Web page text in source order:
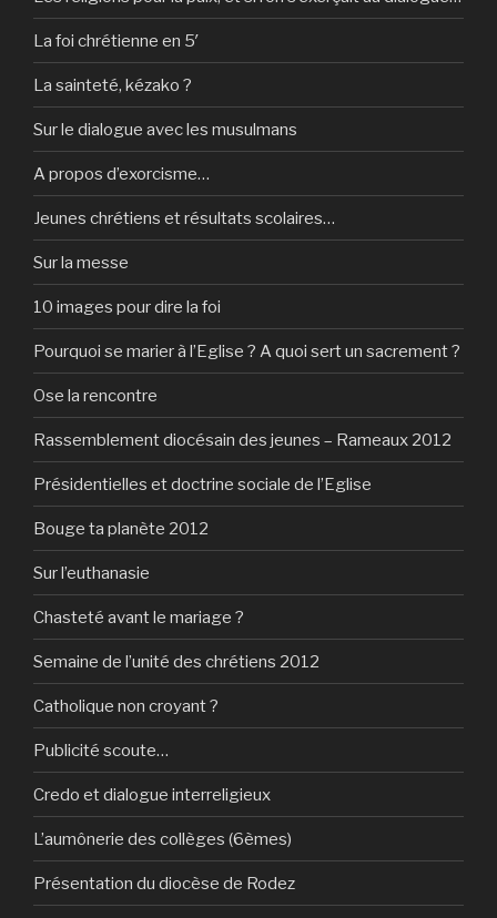
La foi chrétienne en 5′
La sainteté, kézako ?
Sur le dialogue avec les musulmans
A propos d’exorcisme…
Jeunes chrétiens et résultats scolaires…
Sur la messe
10 images pour dire la foi
Pourquoi se marier à l’Eglise ? A quoi sert un sacrement ?
Ose la rencontre
Rassemblement diocésain des jeunes – Rameaux 2012
Présidentielles et doctrine sociale de l’Eglise
Bouge ta planète 2012
Sur l’euthanasie
Chasteté avant le mariage ?
Semaine de l’unité des chrétiens 2012
Catholique non croyant ?
Publicité scoute…
Credo et dialogue interreligieux
L’aumônerie des collèges (6èmes)
Présentation du diocèse de Rodez